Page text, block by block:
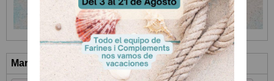
Marcas